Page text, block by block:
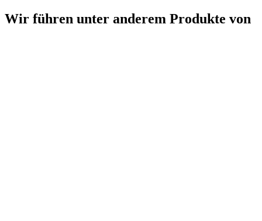
Wir führen unter anderem Produkte von